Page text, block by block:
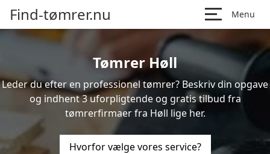
Find-tømrer.nu Menu
Tømrer Høll
Leder du efter en professionel tømrer? Beskriv din opgave
og indhent 3 uforpligtende og gratis tilbud fra
tømrerfirmaer fra Høll lige her.
Hvorfor vælge vores service?